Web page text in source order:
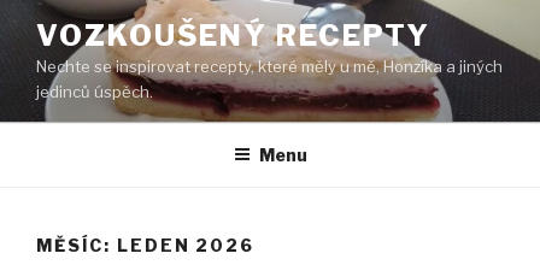
obsahu
webu
VOZKOUŠENÝ RECEPTY
Nechte se inspirovat recepty, které měly u mě, Honzíka a jiných
jedinců úspěch.
Menu
MĚSÍC: LEDEN 2026